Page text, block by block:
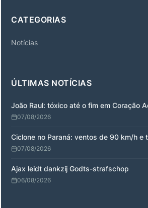
CATEGORIAS
Notícias
ÚLTIMAS NOTÍCIAS
João Raul: tóxico até o fim em Coração
07/08/2026
Ciclone no Paraná: ventos de 90 km/h e
07/08/2026
Ajax leidt dankzij Godts-strafschop
06/08/2026